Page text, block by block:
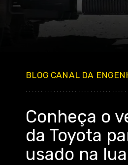
BLOG CANAL DA
Conheça o
da Toyota
usado na lua